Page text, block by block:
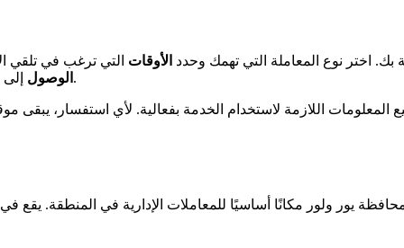
اختر نوع المعاملة التي تهمك وحدد الأوقات التي ترغب في تلقي
الوصول إلى الخدمة لتناسب جميع المستخدمين، بما في ذلك ذوي الاحتياجات الخاصة.
المعلومات اللازمة لاستخدام الخدمة بفعالية. لأي استفسار، يبقى
يور ولور مكانًا أساسيًا للمعاملات الإدارية في المنطقة. يقع في